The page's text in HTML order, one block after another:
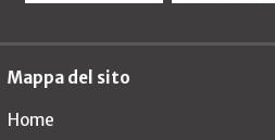
Mappa del sito
Home